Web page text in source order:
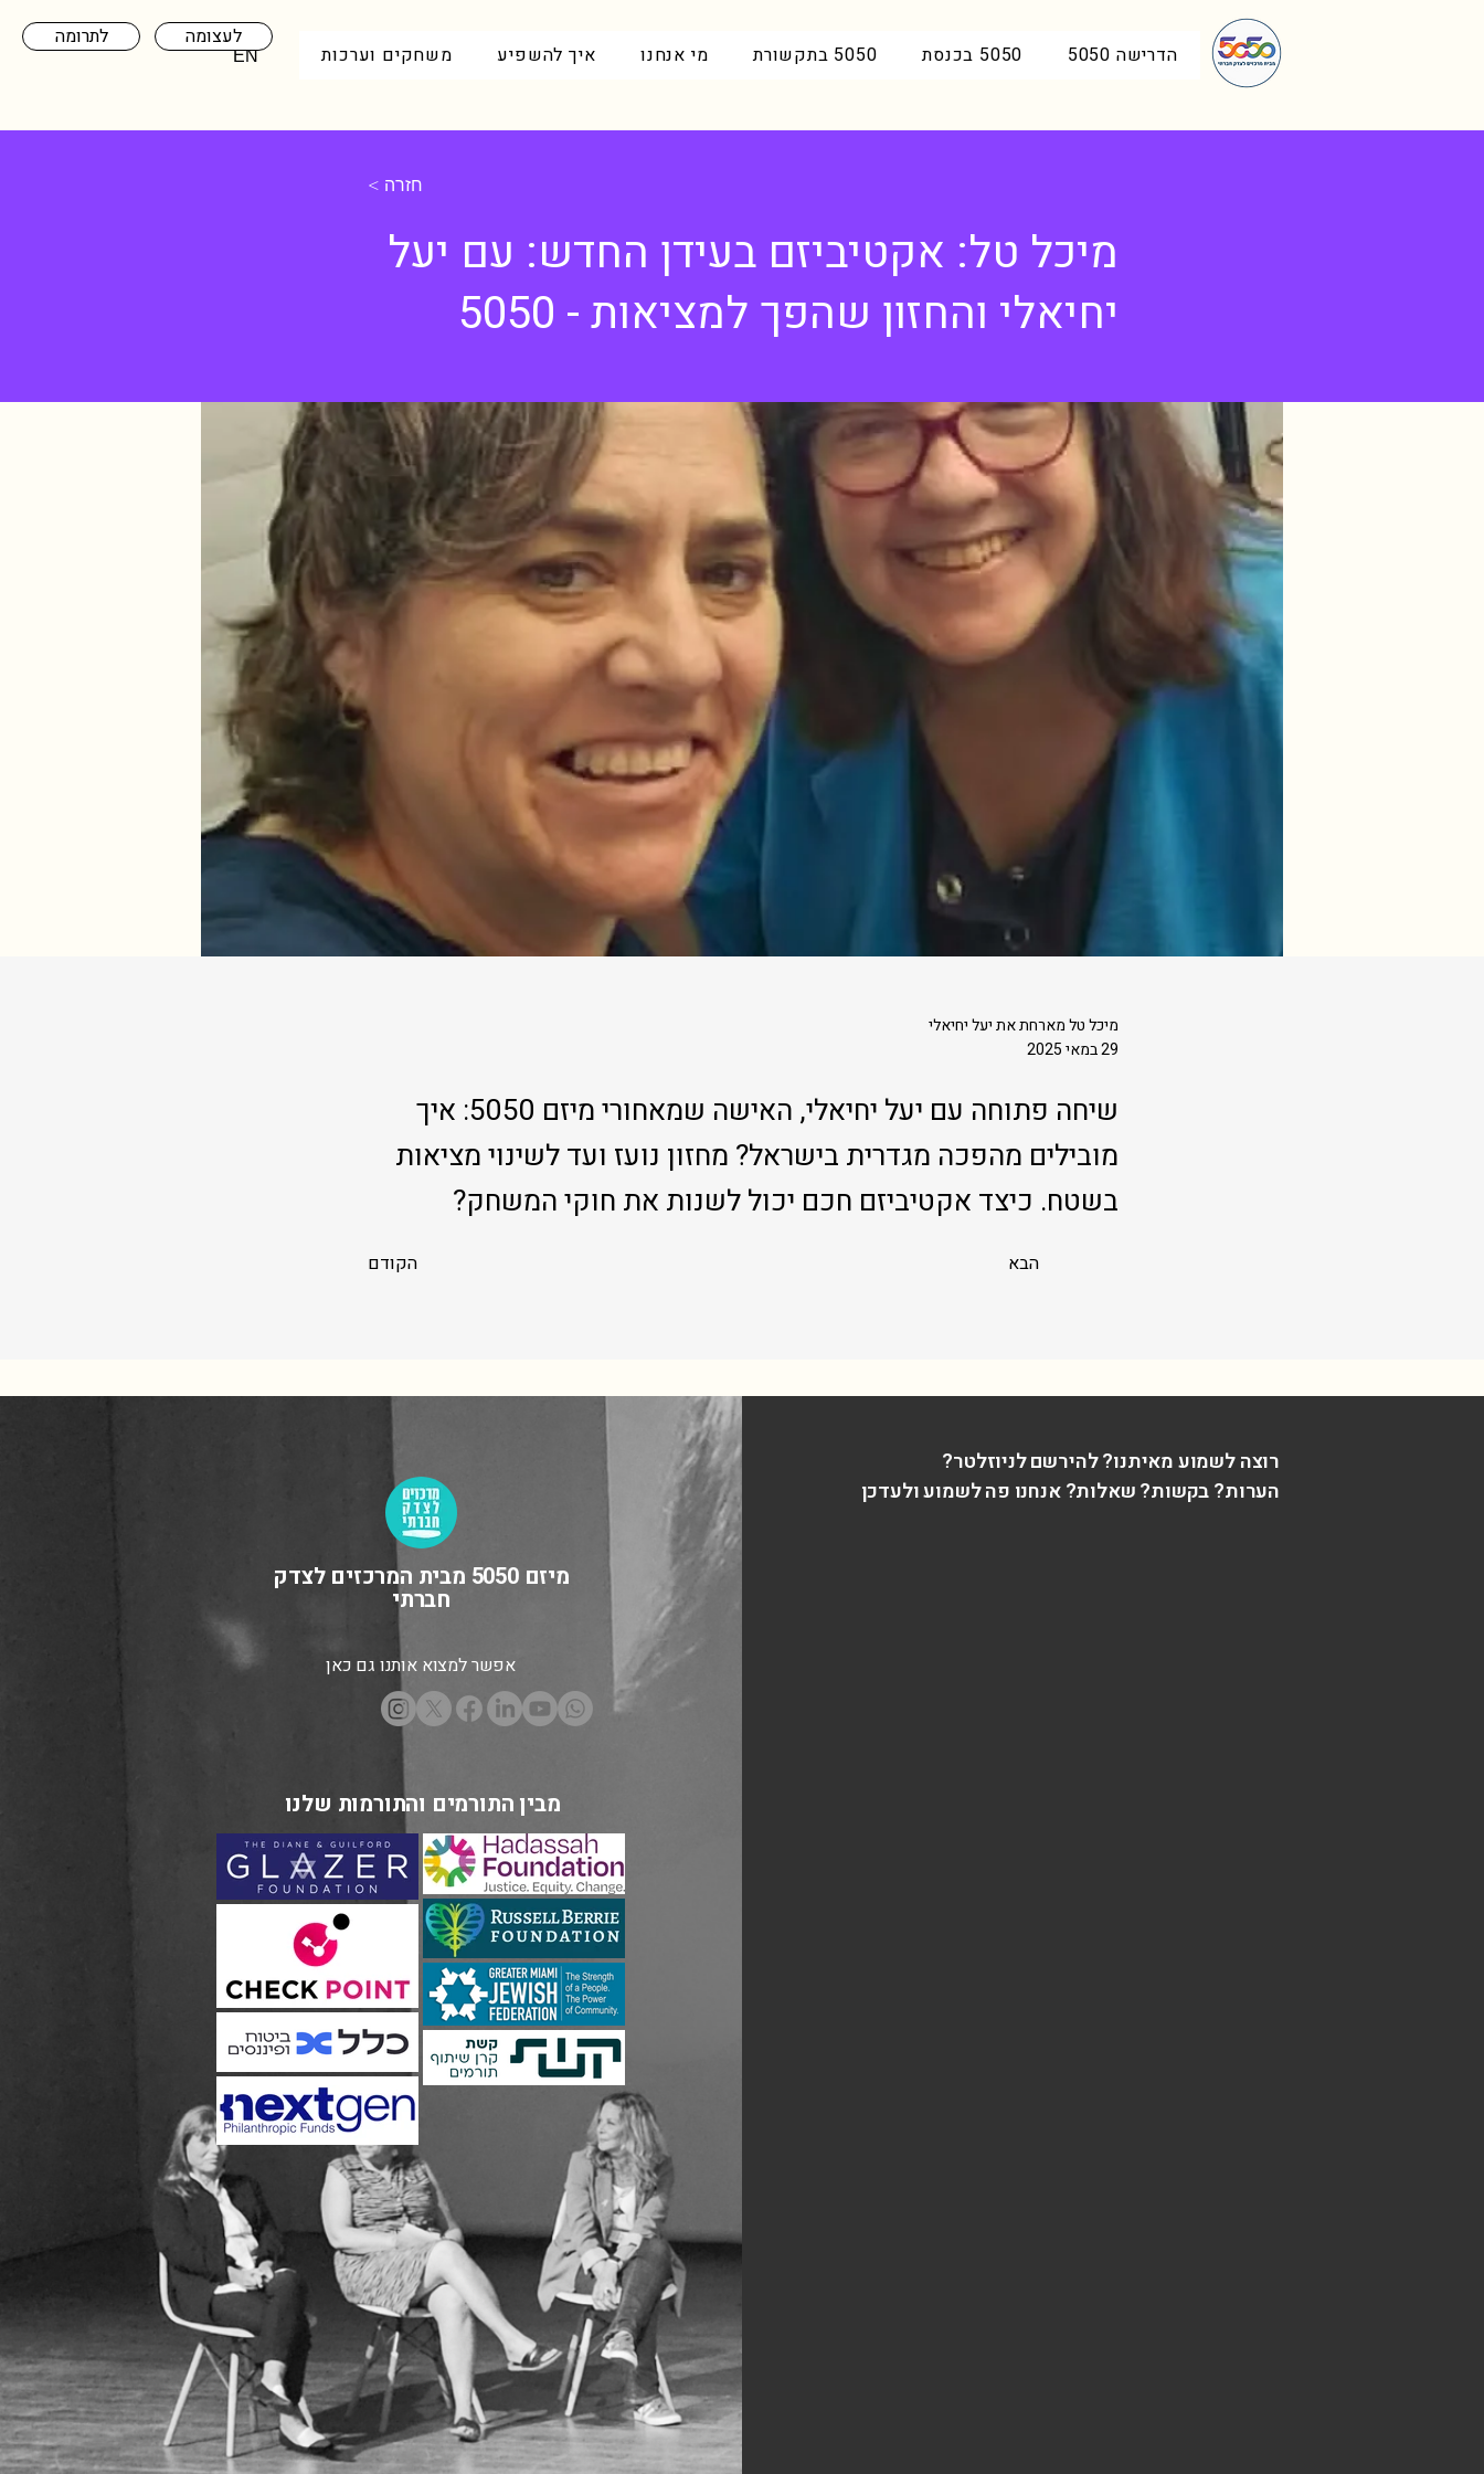
לתרומה לעצומה
EN הדרישה 5050 5050 בכנסת 5050 בתקשורת מי אנחנו איך להשפיע משחקים וערכות
< חזרה
מיכל טל: אקטיביזם בעידן החדש: עם יעל
יחיאלי והחזון שהפך למציאות - 5050
מיכל טל מארחת את יעל יחיאלי
29 במאי 2025
שיחה פתוחה עם יעל יחיאלי, האישה שמאחורי מיזם 5050: איך
מובילים מהפכה מגדרית בישראל? מחזון נועז ועד לשינוי מציאות
בשטח. כיצד אקטיביזם חכם יכול לשנות את חוקי המשחק?
הקודם הבא
מיזם 5050 מבית המרכזים לצדק
חברתי
אפשר למצוא אותנו גם כאן
מבין התורמים והתורמות שלנו
רוצה לשמוע מאיתנו? להירשם לניוזלטר?
הערות? בקשות? שאלות? אנחנו פה לשמוע ולעדכן